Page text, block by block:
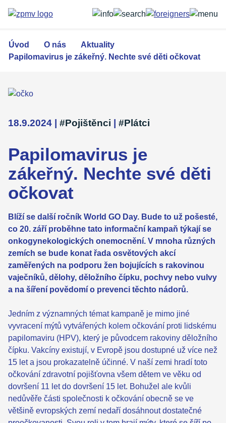
obsahu
Úvod O nás
Aktuality
Papilomavirus je zákeřný. Nechte své děti očkovat
18.9.2024 #Pojištěnci #Plátci
Papilomavirus je
zákeřný. Nechte své děti
očkovat
Blíží se další ročník World GO Day. Bude to už pošesté,
co 20. září proběhne tato informační kampaň týkají se
onkogynekologických onemocnění. V mnoha různých
zemích se bude konat řada osvětových akcí
zaměřených na podporu žen bojujících s rakovinou
vaječníků, dělohy, děložního čípku, pochvy nebo vulvy
a na šíření povědomí o prevenci těchto nádorů.
Jedním z významných témat kampaně je mimo jiné
vyvracení mýtů vytvářených kolem očkování proti lidskému
papilomaviru (HPV), který je původcem rakoviny děložního
čípku. Vakcíny existují, v Evropě jsou dostupné už více než
15 let a jsou prokazatelně účinné. V naší zemi hradí toto
očkování zdravotní pojišťovna všem dětem ve věku od
dovršení 11 let do dovršení 15 let. Bohužel ale kvůli
nedůvěře části společnosti k očkování obecně se ve
většině evropských zemí nedaří dosáhnout dostatečné